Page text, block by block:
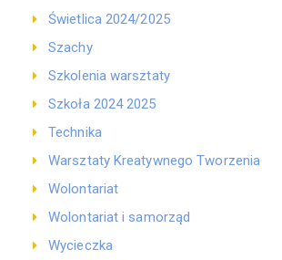
Świetlica 2024/2025
Szachy
Szkolenia warsztaty
Szkoła 2024 2025
Technika
Warsztaty Kreatywnego Tworzenia
Wolontariat
Wolontariat i samorząd
Wycieczka